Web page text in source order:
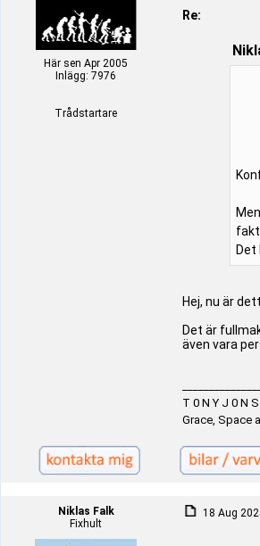
Här sen Apr 2005
Inlägg: 7976
Trådstartare
Re:
Hej, nu är
Det är
även vara
T 0 N Y J 0 N
Grace, Space
Niklas Falk
Fixhult
18 Aug